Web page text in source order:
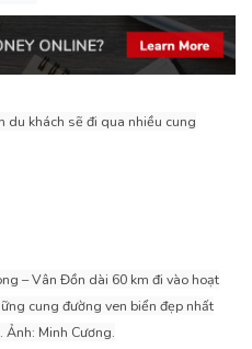
du khách sẽ đi qua nhiều cung
– Vân Đồn dài 60 km đi vào hoạt
cung đường ven biển đẹp nhất
Ảnh: Minh Cương.